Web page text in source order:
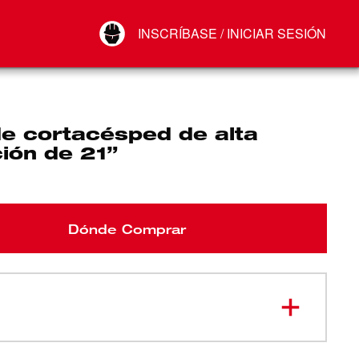
INSCRÍBASE / INICIAR SESIÓN
Conectar
cortacésped de alta
de 21”
Dónde Comprar